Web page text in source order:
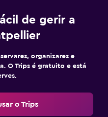
de gerir a
organizares e
O Trips é gratuito e está
o Trips